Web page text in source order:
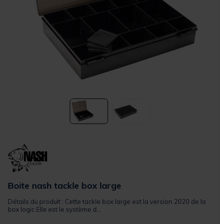
Boite nash tackle box large
Détails du produit : Cette tackle box large est la version 2020 de la
box logic.Elle est le système d...